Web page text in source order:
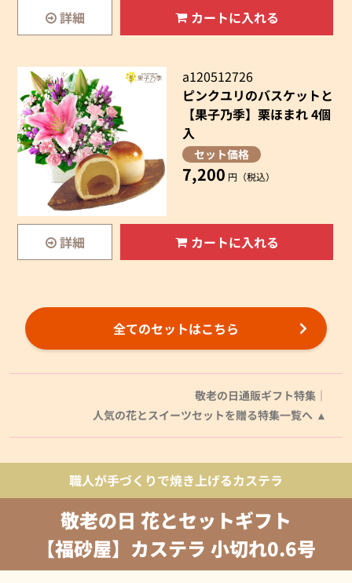
詳細 カートに入れる
a120512726
ピンクユリのバスケットと
【果子乃季】栗ほまれ 4個
入
セット価格
7,200 円（税込）
詳細 カートに入れる
全てのセットはこちら
敬老の日通販ギフト特集｜
人気の花とスイーツセットを贈る特集一覧へ
職人が手づくりで焼き上げるカステラ
敬老の日 花とセットギフト
【福砂屋】カステラ 小切れ0.6号